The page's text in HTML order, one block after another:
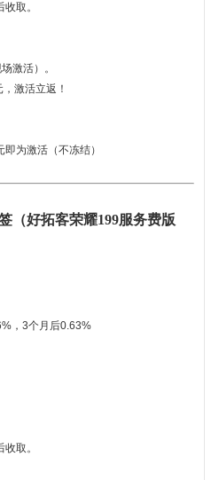
取。
激活）。
激活立返！
为激活（不冻结）
（好拓客荣耀199服务费版
，3个月后0.63%
取。